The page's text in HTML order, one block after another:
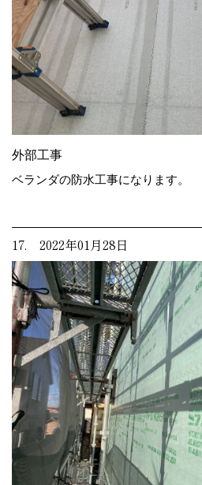
外部工事
ベランダの防水工事になります。
17. 2022年01月28日